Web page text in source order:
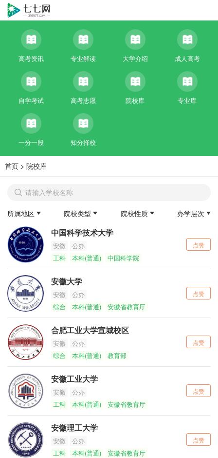
高考资讯 专业解读 大学介绍 成人高考
自学考试 高考志愿 院校库 专业库
一分一段 知分择校
首页 > 院校库
所属地区 院校类型 院校性质 办学层次
中国科学技术大学
安徽
公办
工科
本科(普通) 中国科学院
点赞
安徽大学
安徽
公办
综合
本科(普通) 安徽省教育厅
点赞
合肥工业大学宣城校区
安徽
公办
综合
本科(普通) 教育部
点赞
安徽工业大学
安徽
公办
工科
本科(普通) 安徽省教育厅
点赞
安徽理工大学
安徽
公办
工科
本科(普通) 安徽省教育厅
点赞